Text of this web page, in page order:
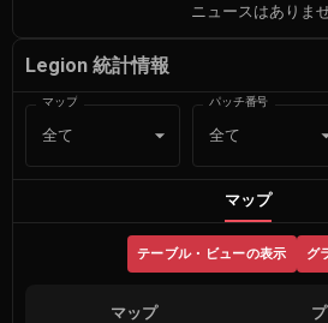
ニュースはありま
Legion 統計情報
マップ
全て
パッチ番号
全て
マップ
テーブル・ビューの表示 グ
マップ